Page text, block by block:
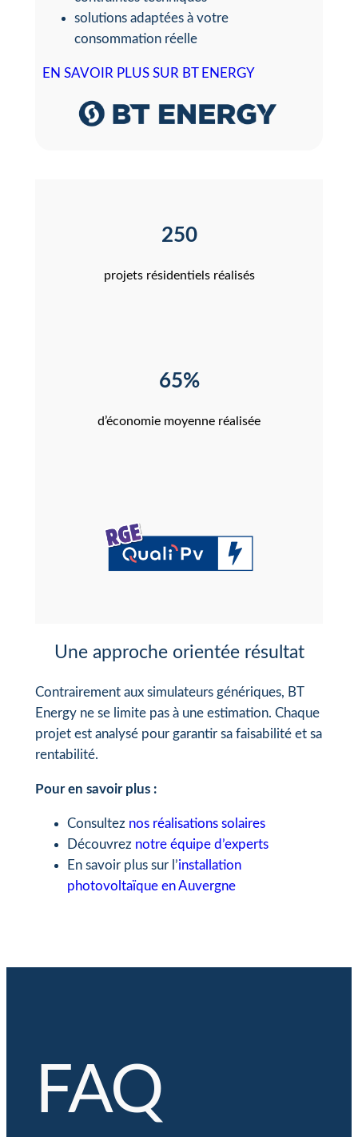
solutions adaptées à votre
consommation réelle
EN SAVOIR PLUS SUR BT ENERGY
250
projets résidentiels réalisés
65%
d’économie moyenne réalisée
Une approche orientée résultat
Contrairement aux simulateurs génériques, BT
Energy ne se limite pas à une estimation. Chaque
projet est analysé pour garantir sa faisabilité et sa
rentabilité.
Pour en savoir plus :
Consultez nos réalisations solaires
Découvrez notre équipe d’experts
En savoir plus sur l’installation
photovoltaïque en Auvergne
FAQ